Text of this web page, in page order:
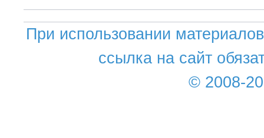
При использовании
ссылка на сайт
© 2008-